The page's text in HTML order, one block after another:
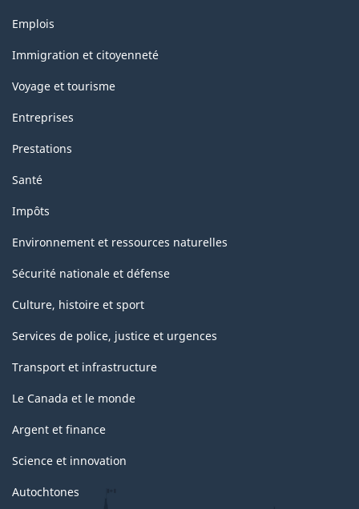
Thèmes
sujets
Emplois
Immigration et citoyenneté
Voyage et tourisme
Entreprises
Prestations
Santé
Impôts
Environnement et ressources naturelles
Sécurité nationale et défense
Culture, histoire et sport
Services de police, justice et urgences
Transport et infrastructure
Le Canada et le monde
Argent et finance
Science et innovation
Autochtones